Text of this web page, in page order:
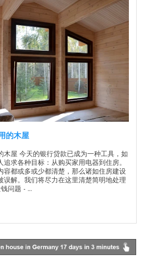
的木屋
木屋 今天的银行贷款已成为一种工具，如
求各种目标：从购买家用电器到住房。
容都或多或少都清楚，那么诸如住房建设
误解。我们将尽力在这里清楚简明地处理
问题 - ...